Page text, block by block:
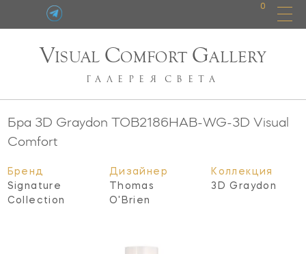
0
VISUAL COMFORT GALLERY
ГАЛЕРЕЯ СВЕТА
Бра 3D Graydon TOB2186HAB-WG-3D Visual
Comfort
Бренд
Signature
Collection
Дизайнер
Thomas
O'Brien
Коллекция
3D Graydon